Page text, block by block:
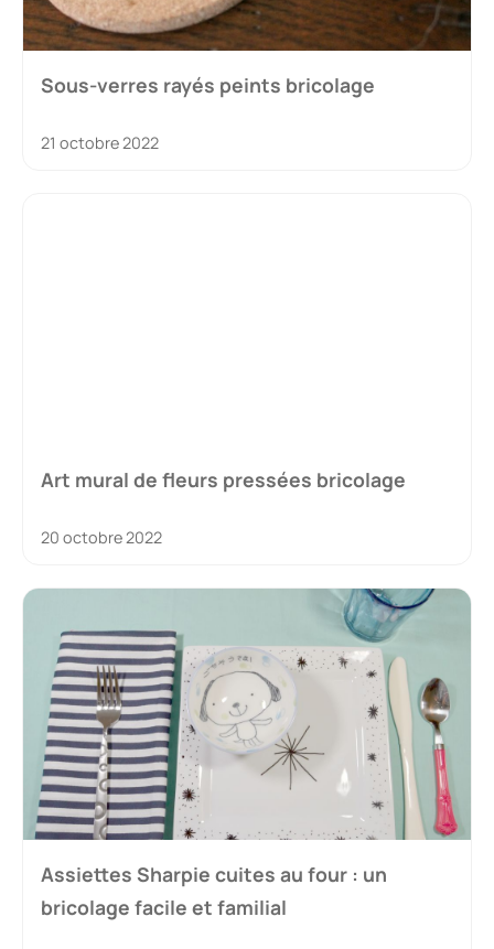
Sous-verres rayés peints bricolage
21 octobre 2022
Art mural de fleurs pressées bricolage
20 octobre 2022
Assiettes Sharpie cuites au four : un
bricolage facile et familial